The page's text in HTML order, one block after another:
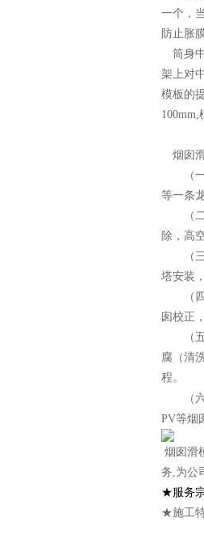
一个，
防止胀
筒身中
架上对
模板的
烟囱
（一
等一条
（二
除，高
（三
塔安装
（四
囱校正
（五
腐（清
程。
（六
PV等烟
烟囱滑
务,为公
★服务
★施工